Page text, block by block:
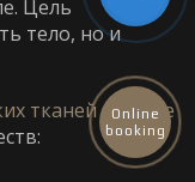
Цель
тело, но и
тканей в Дубае
Online
booking